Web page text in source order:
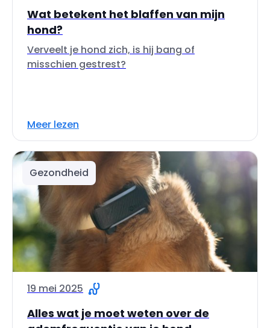
Wat betekent het blaffen van mijn
hond?
Verveelt je hond zich, is hij bang of
misschien gestrest?
Meer lezen
Gezondheid
19 mei 2025
Alles wat je moet weten over de